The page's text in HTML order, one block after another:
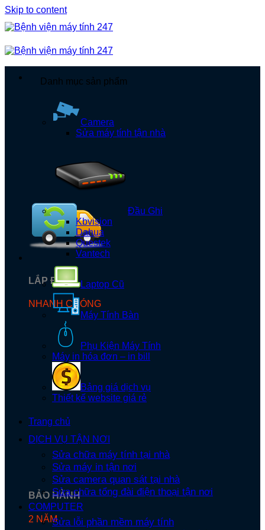
Skip to content
LẮP ĐẶT
NHANH CHÓNG
BẢO HÀNH
2 NĂM
Danh mục sản phẩm
Camera
Sửa máy tính tận nhà
Đầu Ghi
Kbvision
Dahua
Questek
Vantech
Laptop Cũ
Máy Tính Bàn
Phụ Kiện Máy Tính
Máy in hóa đơn – in bill
Bảng giá dịch vụ
Thiết kế website giá rẻ
Trang chủ
DỊCH VỤ TẬN NƠI
Sửa chữa máy tính tại nhà
Sửa máy in tận nơi
Sửa camera quan sát tại nhà
Sửa chữa tổng đài điện thoại tận nơi
COMPUTER
Sửa lỗi phần mềm máy tính